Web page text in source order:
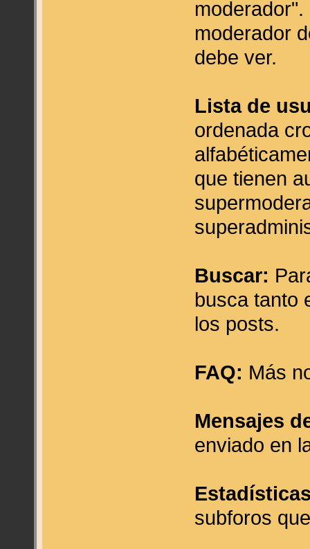
moderador
debe ver.
Lista de
ordenada
que tienen
Buscar:
busca tanto
los posts.
FAQ: Más
Mensajes
enviado en
subforos